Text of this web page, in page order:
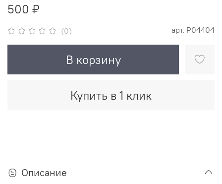
(0) арт. P04404
500 ₽
В корзину
Купить в 1 клик
Описание